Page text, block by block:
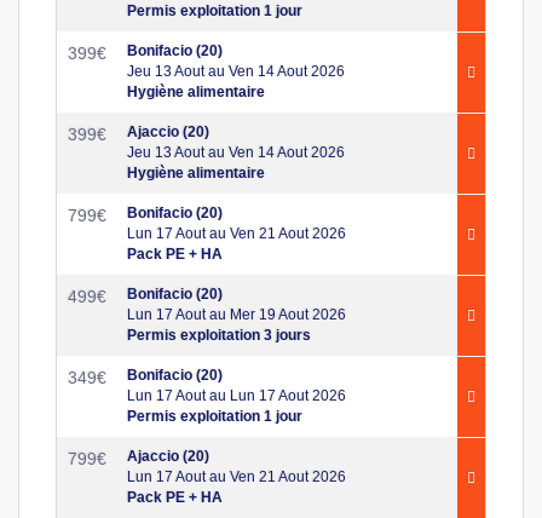
Permis exploitation 1 jour
399€
Bonifacio (20)
Jeu 13 Aout au Ven 14 Aout 2026
Hygiène alimentaire
399€
Ajaccio (20)
Jeu 13 Aout au Ven 14 Aout 2026
Hygiène alimentaire
799€
Bonifacio (20)
Lun 17 Aout au Ven 21 Aout 2026
Pack PE + HA
499€
Bonifacio (20)
Lun 17 Aout au Mer 19 Aout 2026
Permis exploitation 3 jours
349€
Bonifacio (20)
Lun 17 Aout au Lun 17 Aout 2026
Permis exploitation 1 jour
799€
Ajaccio (20)
Lun 17 Aout au Ven 21 Aout 2026
Pack PE + HA